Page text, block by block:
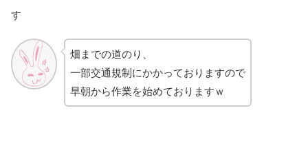
す
畑までの道のり、
一部交通規制にかかっておりますので
早朝から作業を始めておりますｗ